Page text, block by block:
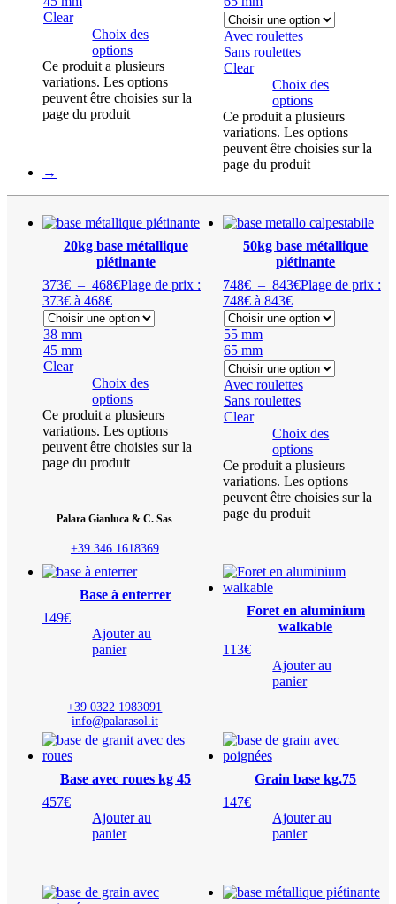
Clear
Choix des
options
Ce produit a plusieurs
variations. Les options
peuvent être choisies sur la
page du produit
Avec roulettes
Sans roulettes
Clear
Choix des
options
Ce produit a plusieurs
variations. Les options
peuvent être choisies sur la
page du produit
20kg base métallique
piétinante
373€ – 468€Plage de prix :
373€ à 468€
38 mm
45 mm
Clear
Choix des
options
Ce produit a plusieurs
variations. Les options
peuvent être choisies sur la
page du produit
50kg base métallique
piétinante
748€ – 843€Plage de prix :
748€ à 843€
55 mm
65 mm
Avec roulettes
Sans roulettes
Clear
Choix des
options
Ce produit a plusieurs
variations. Les options
peuvent être choisies sur la
page du produit
Base à enterrer
149€
Ajouter au
panier
Foret en aluminium
walkable
113€
Ajouter au
panier
Base avec roues kg 45
457€
Ajouter au
panier
Grain base kg.75
147€
Ajouter au
panier
→
Palara Gianluca & C. Sas
+39 346 1618369
+39 0322 1983091
info@palarasol.it